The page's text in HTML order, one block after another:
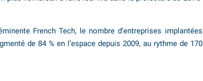
French Tech, le nombre d’entreprises implantées
de 84 % en l’espace depuis 2009, au rythme de 170